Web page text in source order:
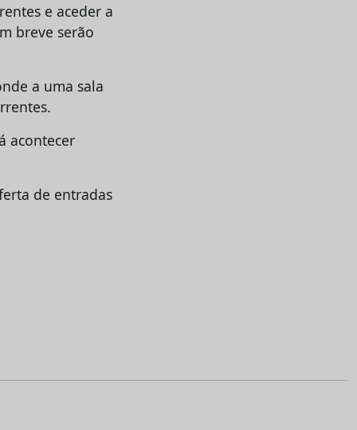
e aceder a
breve serão
a uma sala
acontecer
de entradas